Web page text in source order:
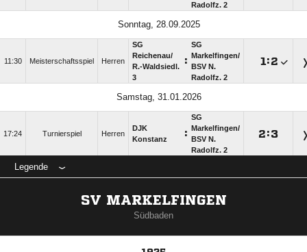
Radolfz. 2
Sonntag, 28.09.2025
11:30 Meisterschaftsspiel Herren
SG
Reichenau/​
R.-Waldsiedl.
3
:
SG
Markelfingen/​
BSV N.
Radolfz. 2
:
Samstag, 31.01.2026
17:24 Turnierspiel Herren
DJK
Konstanz
:
SG
Markelfingen/​
BSV N.
Radolfz. 2
:
Legende
SV MARKELFINGEN
Südbaden